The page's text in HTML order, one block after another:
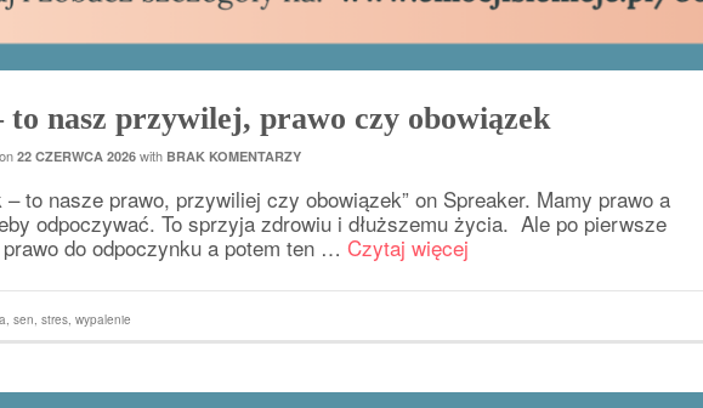
to nasz przywilej, prawo czy obowiązek
on 22 CZERWCA 2026 with BRAK KOMENTARZY
to nasze prawo, przywiliej czy obowiązek” on Spreaker. Mamy prawo a
odpoczywać. To sprzyja zdrowiu i dłuższemu życia. Ale po pierwsze
do odpoczynku a potem ten … Czytaj więcej
sen stres wypalenie